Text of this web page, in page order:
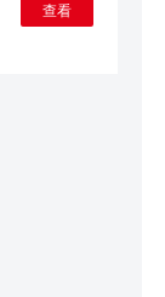
查看